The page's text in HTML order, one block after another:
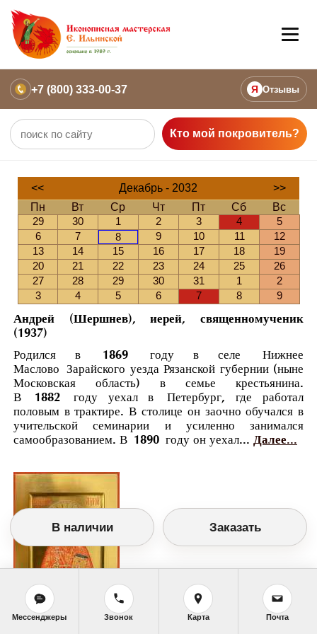
+7 (800) 333-00-37 Я Отзывы
Кто мой покровитель?
<< Декабрь - 2032
>>
Пн
Вт Ср Чт Пт Сб
Вс
29
30 1 2 3 4
5
6
7 8 9 10 11
12
13
14 15 16 17 18
19
20
21 22 23 24 25
26
27
28 29 30 31 1
2
3
4 5 6 7 8 9
Андрей (Шершнев), иерей, священномученик
(1937)
Родился в 1869 году в селе Нижнее
Маслово Зарайского уезда Рязанской губернии (ныне
Московская область) в семье крестьянина.
В 1882 году уехал в Петербург, где работал
половым в трактире. В столице он заочно обучался в
учительской семинарии и усиленно занимался
самообразованием. В 1890 году он уехал... Далее...
В наличии Заказать
Мессенджеры Звонок Карта Почта